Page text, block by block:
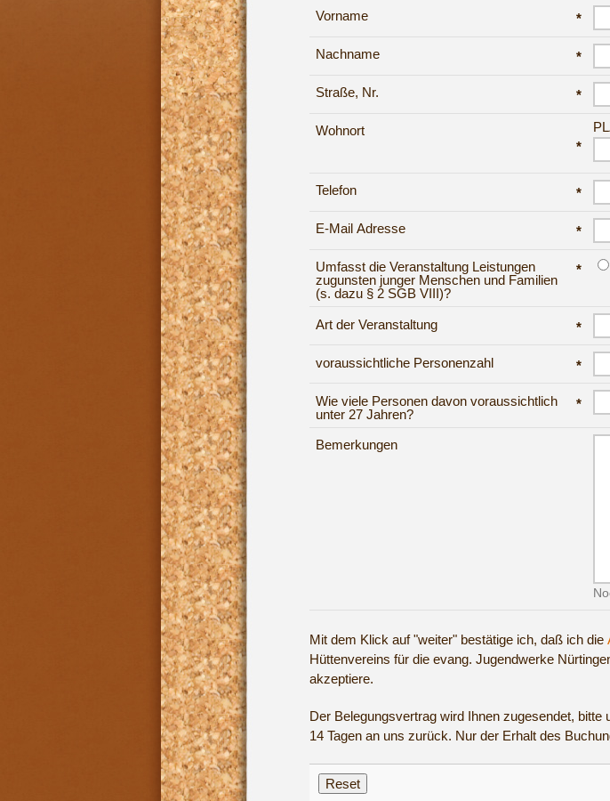
*
Vorname
*
Nachname
*
Straße, Nr.
Wohnort
*
*
Telefon
*
E-Mail Adresse
*
Umfasst die Veranstaltung Leistungen
zugunsten junger Menschen und Familien
(s. dazu § 2 SGB VIII)?
*
Art der Veranstaltung
*
voraussichtliche Personenzahl
*
Wie viele Personen davon voraussichtlich
unter 27 Jahren?
Bemerkungen
Mit dem Klick auf "weiter" bestätige ich, daß ich die
Hüttenvereins für die evang. Jugendwerke
akzeptiere.
Der Belegungsvertrag wird Ihnen zugesendet,
14 Tagen an uns zurück. Nur der Erhalt des